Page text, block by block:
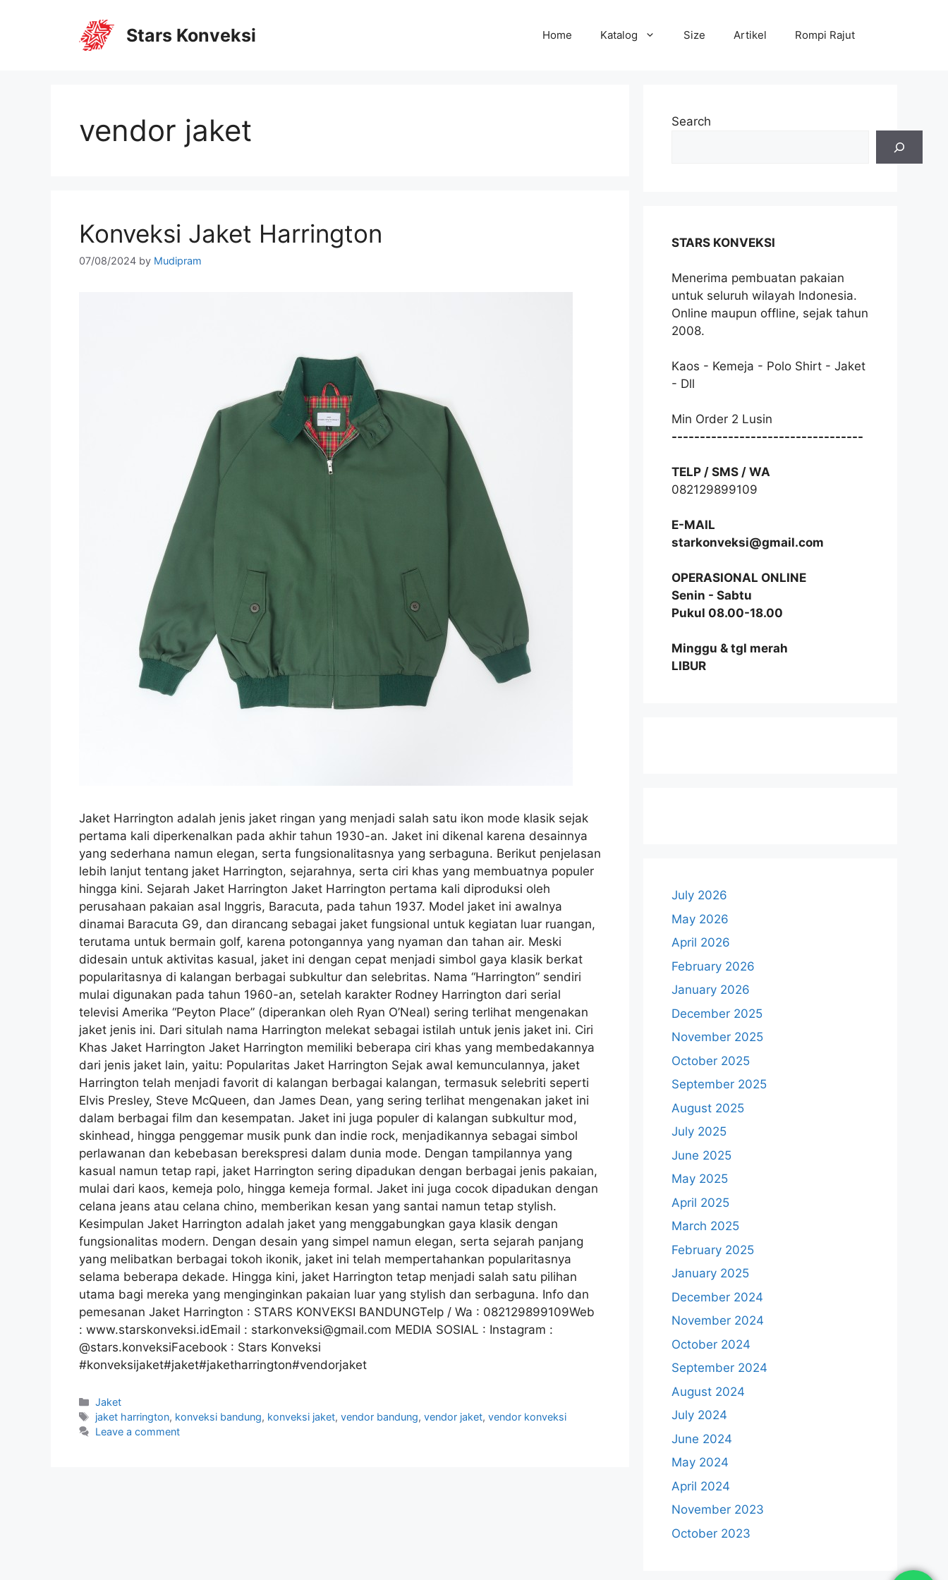
Stars Konveksi Home Katalog Size Artikel Rompi Rajut
vendor jaket
Konveksi Jaket Harrington
07/08/2024 by Mudipram
Jaket Harrington adalah jenis jaket ringan yang menjadi salah satu ikon mode klasik sejak
pertama kali diperkenalkan pada akhir tahun 1930-an. Jaket ini dikenal karena desainnya
yang sederhana namun elegan, serta fungsionalitasnya yang serbaguna. Berikut penjelasan
lebih lanjut tentang jaket Harrington, sejarahnya, serta ciri khas yang membuatnya populer
hingga kini. Sejarah Jaket Harrington Jaket Harrington pertama kali diproduksi oleh
perusahaan pakaian asal Inggris, Baracuta, pada tahun 1937. Model jaket ini awalnya
dinamai Baracuta G9, dan dirancang sebagai jaket fungsional untuk kegiatan luar ruangan,
terutama untuk bermain golf, karena potongannya yang nyaman dan tahan air. Meski
didesain untuk aktivitas kasual, jaket ini dengan cepat menjadi simbol gaya klasik berkat
popularitasnya di kalangan berbagai subkultur dan selebritas. Nama “Harrington” sendiri
mulai digunakan pada tahun 1960-an, setelah karakter Rodney Harrington dari serial
televisi Amerika “Peyton Place” (diperankan oleh Ryan O’Neal) sering terlihat mengenakan
jaket jenis ini. Dari situlah nama Harrington melekat sebagai istilah untuk jenis jaket ini. Ciri
Khas Jaket Harrington Jaket Harrington memiliki beberapa ciri khas yang membedakannya
dari jenis jaket lain, yaitu: Popularitas Jaket Harrington Sejak awal kemunculannya, jaket
Harrington telah menjadi favorit di kalangan berbagai kalangan, termasuk selebriti seperti
Elvis Presley, Steve McQueen, dan James Dean, yang sering terlihat mengenakan jaket ini
dalam berbagai film dan kesempatan. Jaket ini juga populer di kalangan subkultur mod,
skinhead, hingga penggemar musik punk dan indie rock, menjadikannya sebagai simbol
perlawanan dan kebebasan berekspresi dalam dunia mode. Dengan tampilannya yang
kasual namun tetap rapi, jaket Harrington sering dipadukan dengan berbagai jenis pakaian,
mulai dari kaos, kemeja polo, hingga kemeja formal. Jaket ini juga cocok dipadukan dengan
celana jeans atau celana chino, memberikan kesan yang santai namun tetap stylish.
Kesimpulan Jaket Harrington adalah jaket yang menggabungkan gaya klasik dengan
fungsionalitas modern. Dengan desain yang simpel namun elegan, serta sejarah panjang
yang melibatkan berbagai tokoh ikonik, jaket ini telah mempertahankan popularitasnya
selama beberapa dekade. Hingga kini, jaket Harrington tetap menjadi salah satu pilihan
utama bagi mereka yang menginginkan pakaian luar yang stylish dan serbaguna. Info dan
pemesanan Jaket Harrington : STARS KONVEKSI BANDUNGTelp / Wa : 082129899109Web
: www.starskonveksi.idEmail : starkonveksi@gmail.com MEDIA SOSIAL : Instagram :
@stars.konveksiFacebook : Stars Konveksi
#konveksijaket#jaket#jaketharrington#vendorjaket
Jaket
jaket harrington, konveksi bandung, konveksi jaket,vendor bandung,vendor jaket,vendor konveksi
Leave a comment
Search
STARS KONVEKSI
Menerima pembuatan pakaian
untuk seluruh wilayah Indonesia.
Online maupun offline, sejak tahun
2008.
Kaos - Kemeja - Polo Shirt - Jaket
- Dll
Min Order 2 Lusin
----------------------------------
TELP / SMS / WA
082129899109
E-MAIL
starkonveksi@gmail.com
OPERASIONAL ONLINE
Senin - Sabtu
Pukul 08.00-18.00
Minggu & tgl merah
LIBUR
July 2026
May 2026
April 2026
February 2026
January 2026
December 2025
November 2025
October 2025
September 2025
August 2025
July 2025
June 2025
May 2025
April 2025
March 2025
February 2025
January 2025
December 2024
November 2024
October 2024
September 2024
August 2024
July 2024
June 2024
May 2024
April 2024
November 2023
October 2023